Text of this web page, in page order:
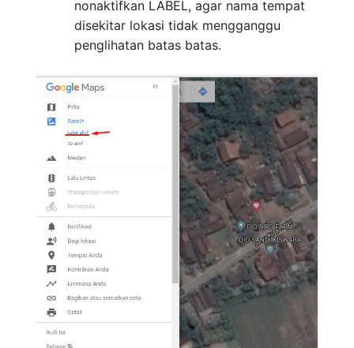
nonaktifkan LABEL, agar nama tempat
disekitar lokasi tidak mengganggu
penglihatan batas batas.